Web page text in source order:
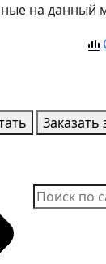
на
Заказать